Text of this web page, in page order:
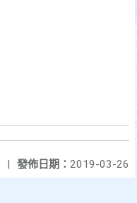
發佈日期： 2019-03-26
|